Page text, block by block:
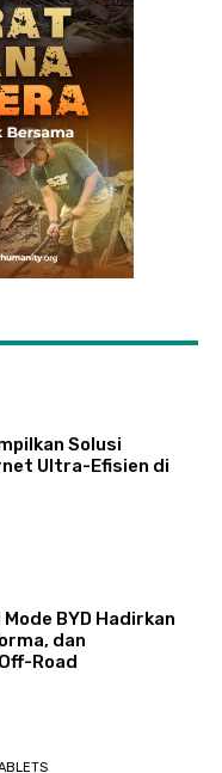
Solusi
Ultra-Efisien di
BYD Hadirkan
dan
Road